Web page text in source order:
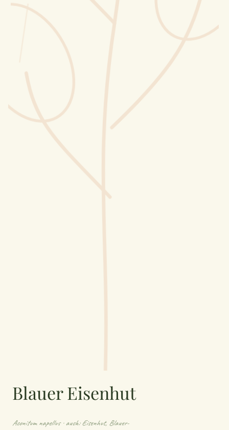
Challenges
Wusstest du?
Sammlungen
Selber machen
Blauer Eisenhut
Aconitum napellus · auch: Eisenhut, Blauer-